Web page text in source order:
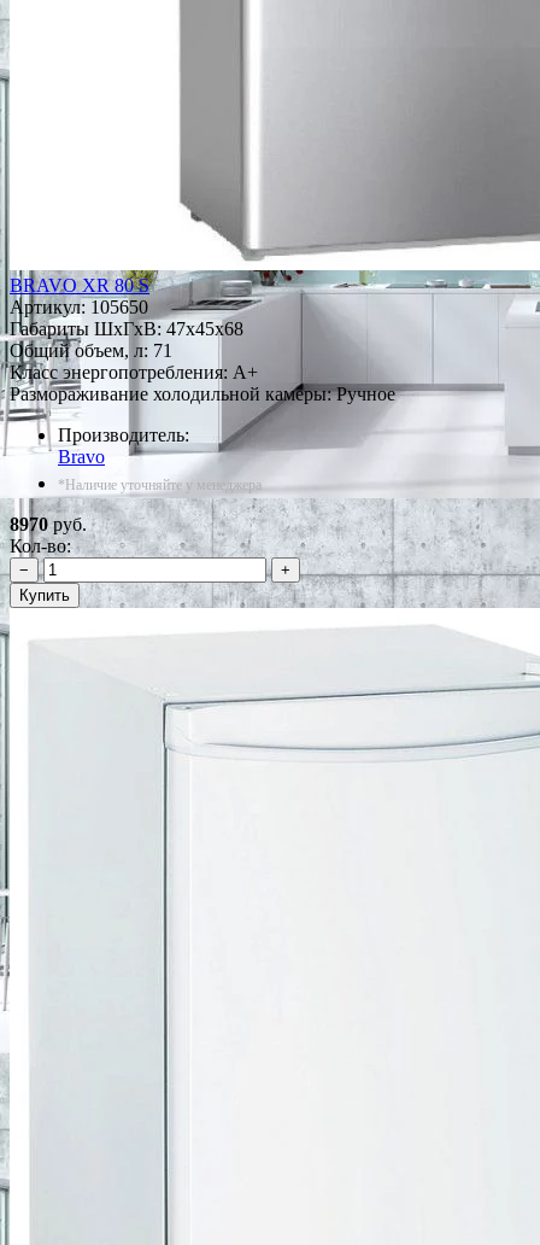
BRAVO XR 80 S
Артикул: 105650
Габариты ШxГxВ: 47x45x68
Общий объем, л: 71
Класс энергопотребления: A+
Размораживание холодильной камеры: Ручное
Производитель:
Bravo
*Наличие уточняйте у менеджера
8970руб.
Кол-во:
−
+
Купить